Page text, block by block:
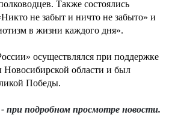
Также состоялись
не забыт и ничто не забыто» и
в жизни каждого дня».
осуществлялся при поддержке
Новосибирской области и был
Победы.
подробном просмотре новости.